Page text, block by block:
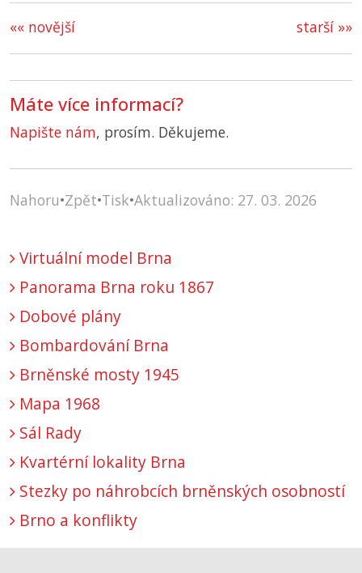
starší »»
«« novější
Máte více informací?
Napište nám, prosím. Děkujeme.
Nahoru•Zpět•Tisk•Aktualizováno: 27. 03. 2026
Virtuální model Brna
Panorama Brna roku 1867
Dobové plány
Bombardování Brna
Brněnské mosty 1945
Mapa 1968
Sál Rady
Kvartérní lokality Brna
Stezky po náhrobcích brněnských osobností
Brno a konflikty